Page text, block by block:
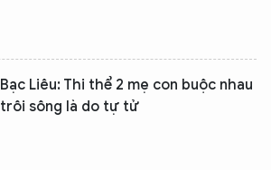
Bạc Liêu: Thi thể 2 mẹ con buộc nhau
trôi sông là do tự tử